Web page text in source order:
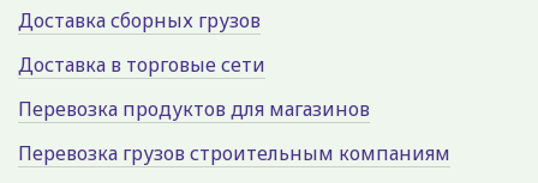
Доставка сборных грузов
Доставка в торговые сети
Перевозка продуктов для магазинов
Перевозка грузов строительным компаниям